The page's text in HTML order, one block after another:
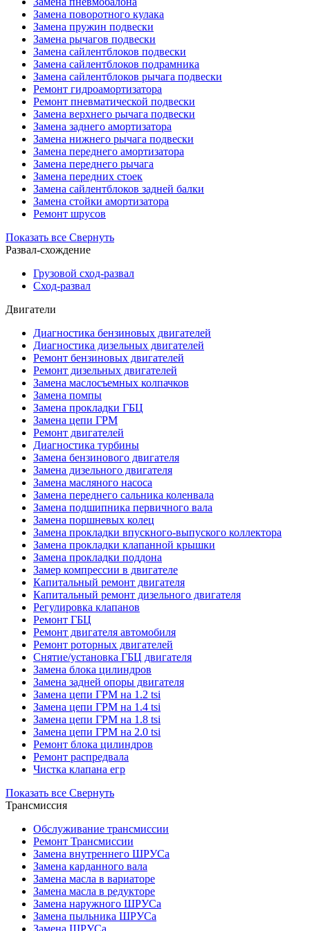
Замена поворотного кулака
Замена пружин подвески
Замена рычагов подвески
Замена сайлентблоков подвески
Замена сайлентблоков подрамника
Замена сайлентблоков рычага подвески
Ремонт гидроамортизатора
Ремонт пневматической подвески
Замена верхнего рычага подвески
Замена заднего амортизатора
Замена нижнего рычага подвески
Замена переднего амортизатора
Замена переднего рычага
Замена передних стоек
Замена сайлентблоков задней балки
Замена стойки амортизатора
Ремонт шрусов
Показать все Свернуть
Развал-схождение
Грузовой сход-развал
Сход-развал
Двигатели
Диагностика бензиновых двигателей
Диагностика дизельных двигателей
Ремонт бензиновых двигателей
Ремонт дизельных двигателей
Замена маслосъемных колпачков
Замена помпы
Замена прокладки ГБЦ
Замена цепи ГРМ
Ремонт двигателей
Диагностика турбины
Замена бензинового двигателя
Замена дизельного двигателя
Замена масляного насоса
Замена переднего сальника коленвала
Замена подшипника первичного вала
Замена поршневых колец
Замена прокладки впускного-выпуского коллектора
Замена прокладки клапанной крышки
Замена прокладки поддона
Замер компрессии в двигателе
Капитальный ремонт двигателя
Капитальный ремонт дизельного двигателя
Регулировка клапанов
Ремонт ГБЦ
Ремонт двигателя автомобиля
Ремонт роторных двигателей
Снятие/установка ГБЦ двигателя
Замена блока цилиндров
Замена задней опоры двигателя
Замена цепи ГРМ на 1.2 tsi
Замена цепи ГРМ на 1.4 tsi
Замена цепи ГРМ на 1.8 tsi
Замена цепи ГРМ на 2.0 tsi
Ремонт блока цилиндров
Ремонт распредвала
Чистка клапана егр
Показать все Свернуть
Трансмиссия
Обслуживание трансмиссии
Ремонт Трансмиссии
Замена внутреннего ШРУСа
Замена карданного вала
Замена масла в вариаторе
Замена масла в редукторе
Замена наружного ШРУСа
Замена пыльника ШРУСа
Замена ШРУСа